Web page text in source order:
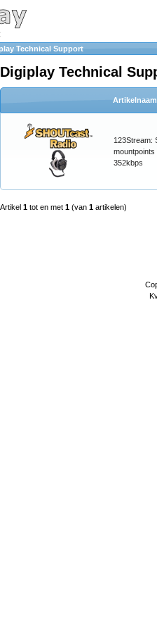
Technical Support
Digiplay Technical
Artikelnaam
123Stream:
352kbps
Artikel 1 tot en met 1 (van 1 artikelen)